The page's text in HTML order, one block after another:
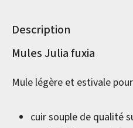
Description
Informations sur le
Mules Julia fuxia
Mule légère et estivale
cuir souple de qualité